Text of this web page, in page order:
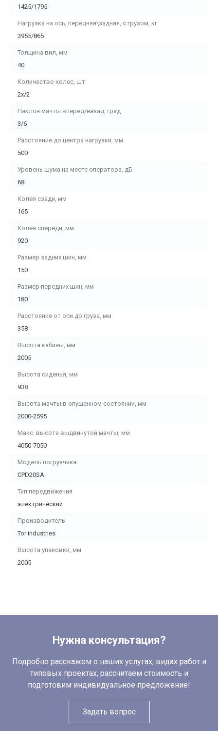
1425/1795
Нагрузка на ось, передняя\задняя, с грузом, кг
3955/865
Толщина вил, мм
40
Количество колес, шт
2х/2
Наклон мачты вперед/назад, град
3/6
Расстояние до центра нагрузки, мм
500
Уровень шума на месте оператора, дБ
68
Колея сзади, мм
165
Колея спереди, мм
920
Размер задних шин, мм
150
Размер передних шин, мм
180
Расстояние от оси до груза, мм
358
Высота кабины, мм
2005
Высота сиденья, мм
938
Высота мачты в опущенном состоянии, мм
2000-2595
Макс. высота выдвинутой мачты, мм
4050-7050
Модель погрузчика
CPD20SA
Тип передвижения
электрический
Производитель
Tor industries
Высота упаковки, мм
2005
Нужна консультация?
Подробно расскажем о наших услугах, видах работ и
типовых проектах, рассчитаем стоимость и
подготовим индивидуальное предложение!
Задать вопрос